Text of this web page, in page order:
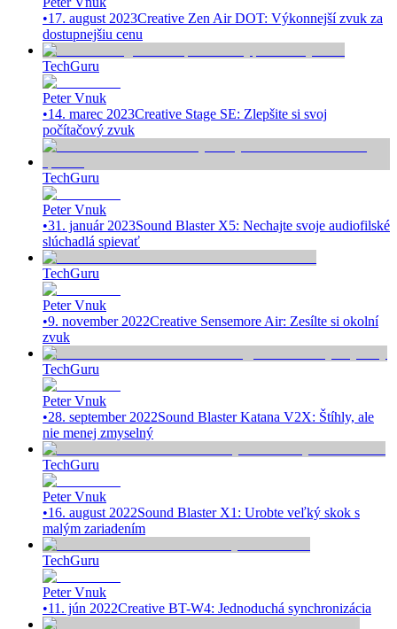
•17. august 2023Creative Zen Air DOT: Výkonnejší zvuk za
dostupnejšiu cenu
TechGuru
Peter Vnuk
•14. marec 2023Creative Stage SE: Zlepšite si svoj
počítačový zvuk
TechGuru
Peter Vnuk
•31. január 2023Sound Blaster X5: Nechajte svoje audiofilské
slúchadlá spievať
TechGuru
Peter Vnuk
•9. november 2022Creative Sensemore Air: Zesílte si okolní
zvuk
TechGuru
Peter Vnuk
•28. september 2022Sound Blaster Katana V2X: Štíhly, ale
nie menej zmyselný
TechGuru
Peter Vnuk
•16. august 2022Sound Blaster X1: Urobte veľký skok s
malým zariadením
TechGuru
Peter Vnuk
•11. jún 2022Creative BT-W4: Jednoduchá synchronizácia